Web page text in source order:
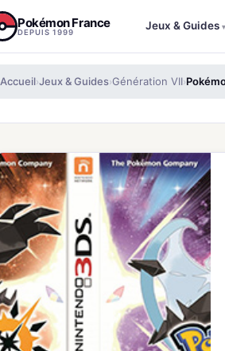
Pokémon France
DEPUIS 1999
Jeux & Guides ▾
Accueil›Jeux & Guides›Génération VII›